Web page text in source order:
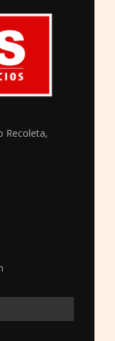
Recoleta,